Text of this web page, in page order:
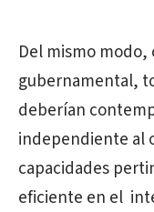
Del mismo
gubernamental,
deberían
independiente al
capacidades
eficiente en el